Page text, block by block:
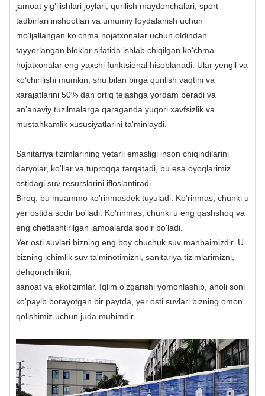
jamoat yigʻilishlari joylari, qurilish maydonchalari, sport
tadbirlari inshootlari va umumiy foydalanish uchun
moʻljallangan koʻchma hojatxonalar uchun oldindan
tayyorlangan bloklar sifatida ishlab chiqilgan koʻchma
hojatxonalar eng yaxshi funktsional hisoblanadi. Ular yengil va
koʻchirilishi mumkin, shu bilan birga qurilish vaqtini va
xarajatlarini 50% dan ortiq tejashga yordam beradi va
anʼanaviy tuzilmalarga qaraganda yuqori xavfsizlik va
mustahkamlik xususiyatlarini taʼminlaydi.
Sanitariya tizimlarining yetarli emasligi inson chiqindilarini
daryolar, ko'llar va tuproqqa tarqatadi, bu esa oyoqlarimiz
ostidagi suv resurslarini ifloslantiradi.
Biroq, bu muammo ko'rinmasdek tuyuladi. Ko'rinmas, chunki u
yer ostida sodir bo'ladi. Ko'rinmas, chunki u eng qashshoq va
eng chetlashtirilgan jamoalarda sodir bo'ladi.
Yer osti suvlari bizning eng boy chuchuk suv manbaimizdir. U
bizning ichimlik suv ta'minotimizni, sanitariya tizimlarimizni,
dehqonchilikni,
sanoat va ekotizimlar. Iqlim o'zgarishi yomonlashib, aholi soni
ko'payib borayotgan bir paytda, yer osti suvlari bizning omon
qolishimiz uchun juda muhimdir.